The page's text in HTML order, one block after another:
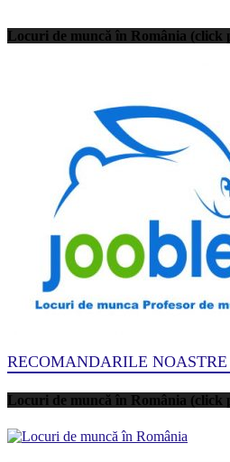
Locuri de muncă în România (click
RECOMANDARILE NOASTRE
Locuri de muncă în România (click